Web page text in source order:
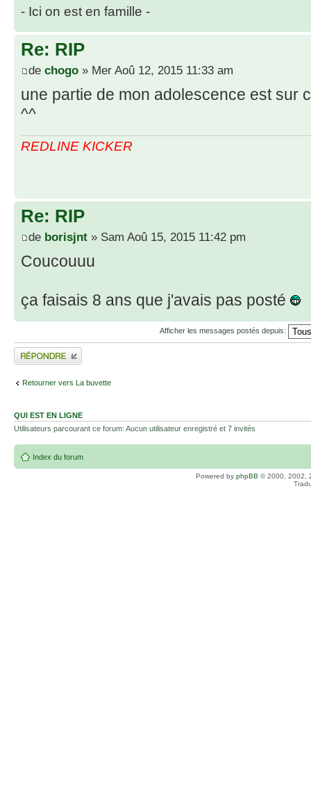
- Ici on est en famille -
Re: RIP
de chogo » Mer Aoû 12, 2015 11:33 am
une partie de mon adolescence est sur
^^
REDLINE KICKER
Re: RIP
de borisjnt » Sam Aoû 15, 2015 11:42 pm
Coucouuu
ça faisais 8 ans que j'avais pas posté
Afficher les messages postés depuis:
Répondre
Retourner vers La buvette
QUI EST EN LIGNE
Utilisateurs parcourant ce forum: Aucun utilisateur enregistré et 7 invités
Index du forum
Powered by phpBB © 2000, 2002,